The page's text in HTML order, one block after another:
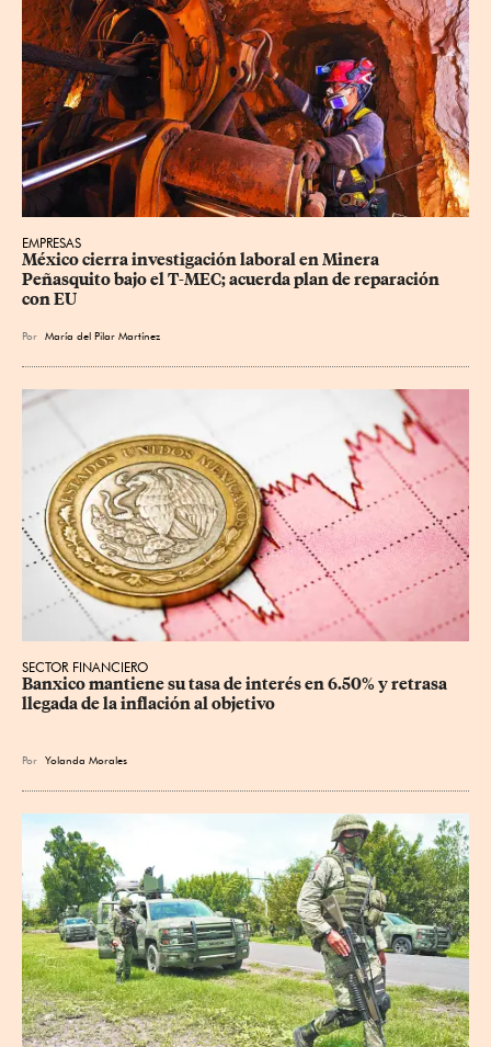
EMPRESAS
México cierra investigación laboral en Minera
Peñasquito bajo el T-MEC; acuerda plan de reparación
con EU
Por María del Pilar Martínez
SECTOR FINANCIERO
Banxico mantiene su tasa de interés en 6.50% y retrasa
llegada de la inflación al objetivo
Por Yolanda Morales